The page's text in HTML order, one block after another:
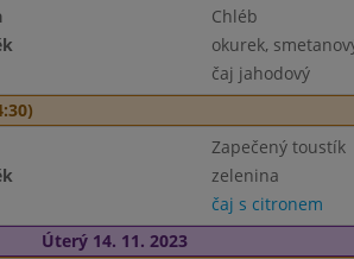
Chléb
okurek,
čaj jahodový
Zapečený toustík
zelenina
čaj s citronem
Úterý 14. 11. 2023